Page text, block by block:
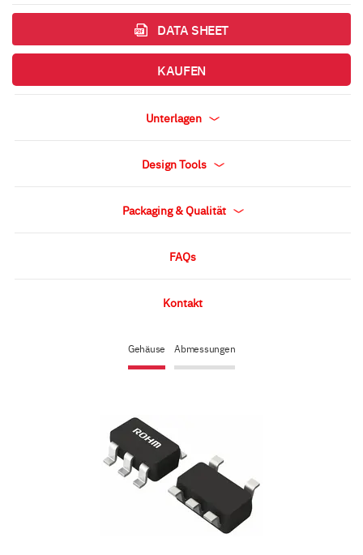
Gehäuse Abmessungen
DATA SHEET
KAUFEN
Unterlagen
Design Tools
Packaging & Qualität
FAQs
Kontakt